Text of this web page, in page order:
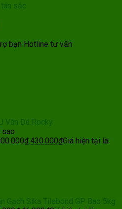
sắc
bạn Hotline tư vấn
Vân Đá Rocky
430.000₫Giá hiện tại là:
Gạch Sika Tilebond GP Bao 5kg